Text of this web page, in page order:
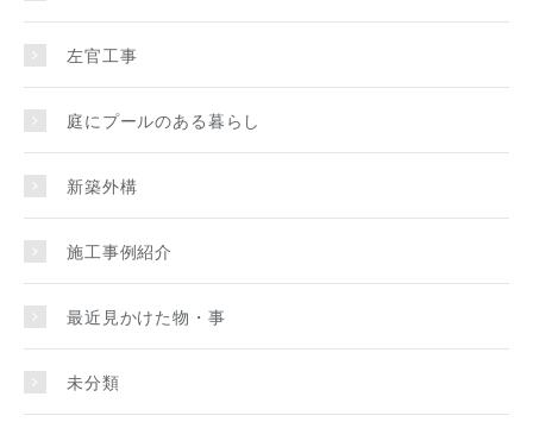
左官工事
庭にプールのある暮らし
新築外構
施工事例紹介
最近見かけた物・事
未分類